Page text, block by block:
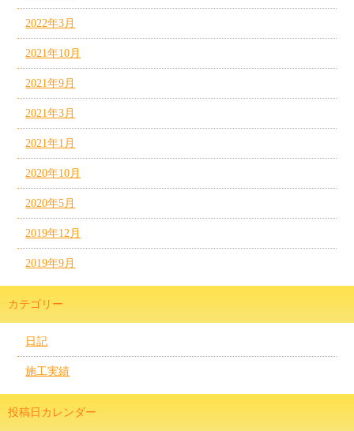
2022年3月
2021年10月
2021年9月
2021年3月
2021年1月
2020年10月
2020年5月
2019年12月
2019年9月
カテゴリー
日記
施工実績
投稿日カレンダー